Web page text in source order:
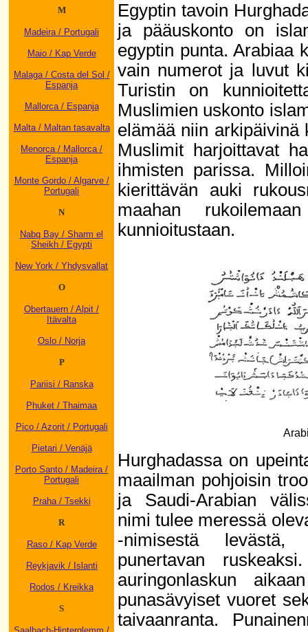
M
Madeira / Portugali
Maio / Kap Verde
Malaga / Costa del Sol /
Espanja
Mallorca / Espanja
Malta / Maltan tasavalta
Menorca / Mallorca /
Espanja
Monte Gordo / Algarve /
Portugali
N
Nabq Bay / Sharm el
Sheikh / Egypti
New York / Yhdysvallat
O
Obertauern / Alpit /
Itävalta
Oslo / Norja
P
Pariisi / Ranska
Phuket / Thaimaa
Pico / Azorit / Portugali
Pietari / Venäjä
Porto Santo / Madeira /
Portugali
Praha / Tsekki
R
Raso / Kap Verde
Reykjavik / Islanti
Rodos / Kreikka
S
Egyptin tavoin
ja pääuskonto on
egyptin punta. Arabiaa
vain numerot ja luvut
Turistin on
Muslimien uskonto
elämää niin arkipäivinä
Muslimit harjoittavat
ihmisten parissa.
kierittävän auki
maahan
kunnioitustaan.
Hurghadassa on
maailman pohjoisin
ja Saudi-Arabian
nimi tulee meressä
-nimisestä levästä,
punertavan
auringonlaskun
punasävyiset vuoret
taivaanranta.